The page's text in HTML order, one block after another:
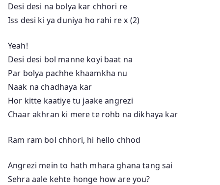
Desi desi na bolya kar chhori re
Iss desi ki ya duniya ho rahi re x (2)
Yeah!
Desi desi bol manne koyi baat na
Par bolya pachhe khaamkha nu
Naak na chadhaya kar
Hor kitte kaatiye tu jaake angrezi
Chaar akhran ki mere te rohb na dikhaya kar
Ram ram bol chhori, hi hello chhod
Angrezi mein to hath mhara ghana tang sai
Sehra aale kehte honge how are you?